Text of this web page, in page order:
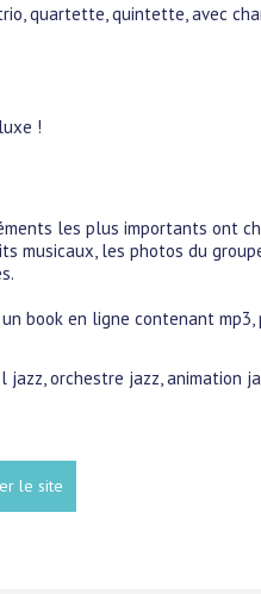
quartette, quintette, avec
!
les plus importants ont
musicaux, les photos du
book en ligne contenant mp3,
orchestre jazz, animation
le site